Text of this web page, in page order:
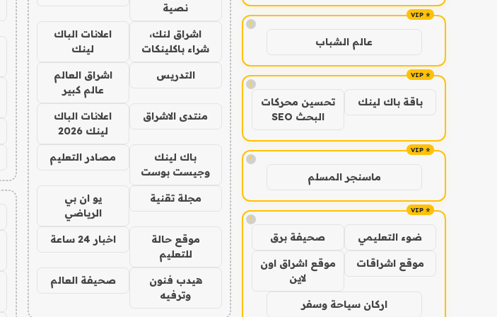
!
عالم الشباب
!
باقة باك لينك
تحسين محركات
البحث SEO
!
ماسنجر المسلم
!
ضوء التعليمي صحيفة برق
موقع اشراقات
موقع اشراق اون
لاين
اركان سياحة وسفر
نصية
اشراق لنك،
شراء باكلينكات
اعلانات الباك
لينك
التدريس
اشراق العالم
عالم كبير
منتدى الاشراق
اعلانات الباك
لينك 2026
باك لينك
وجيست بوست
مصادر التعليم
مجلة تقنية
يو ان بي
الرياضي
موقع حالة
للتعليم
اخبار 24 ساعة
هيدب فنون
وترفيه
صحيفة العالم